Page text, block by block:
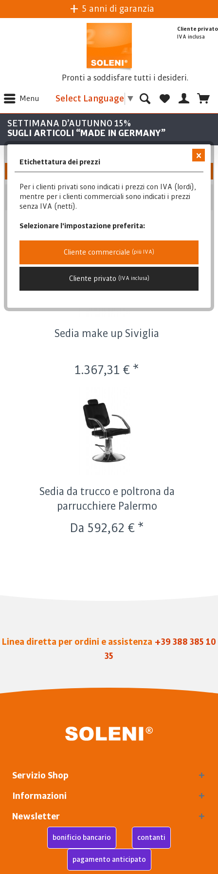
5 anni di garanzia
Pronti a soddisfare tutti i desideri.
Select Language ▼
Menu
Cliente privato
IVA inclusa
SETTIMANA D’AUTUNNO 15%
SUGLI ARTICOLI “MADE IN GERMANY”
Filtra
Posizione
Posizione
Sedia make up Siviglia
1.367,31 € *
Sedia da trucco e poltrona da
parrucchiere Palermo
Da 592,62 € *
Linea diretta per ordini e assistenza +39 388 385 10
35
Servizio Shop
Informazioni
Newsletter
bonificio bancario contanti
pagamento anticipato
Etichettatura dei prezzi
Per i clienti privati sono indicati i prezzi con IVA (lordi),
mentre per i clienti commerciali sono indicati i prezzi
senza IVA (netti).
Selezionare l'impostazione preferita:
Cliente commerciale (più IVA)
Cliente privato (IVA inclusa)